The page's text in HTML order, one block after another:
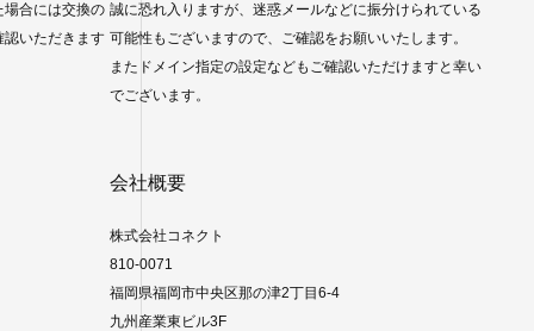
合には交換の
認いただきます
誠に恐れ入りますが、迷惑メールなどに振分けられている
可能性もございますので、ご確認をお願いいたします。
またドメイン指定の設定などもご確認いただけますと幸い
でございます。
会社概要
株式会社コネクト
810-0071
福岡県福岡市中央区那の津2丁目6-4
九州産業東ビル3F